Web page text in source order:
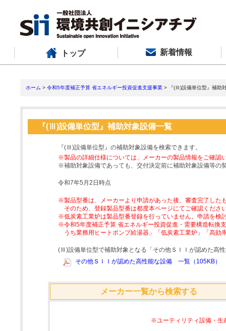
トップ 新着情報
ホーム > 令和5年度補正予算 省エネルギー投資促進支援事業 > 『(Ⅲ)設備単位型』補助
『(Ⅲ)設備単位型』補助対象設備一覧
『(Ⅲ)設備単位型』の補助対象設備を検索できます。
※製品の詳細仕様については、メーカーの製品情報をご確認
※補助対象設備であっても、交付決定前に補助対象設備等の
令和7年5月2日時点
※製品型番は、メーカーより申請があった後、審査完了した
そのため、登録製品型番は都度本ページにてご確認くださ
※低炭素工業炉は製品型番登録を行っていません。申請を検
※令和5年度補正予算 省エネルギー投資促進・需要構造転換
うち業務用ヒートポンプ給湯器」「低炭素工業炉」「高
(Ⅲ)設備単位型で補助対象となる「その他ＳＩＩが認めた高
その他ＳＩＩが認めた高性能な設備 一覧（105KB）
メーカー一覧から検索する
※ユーティリティ設備・生